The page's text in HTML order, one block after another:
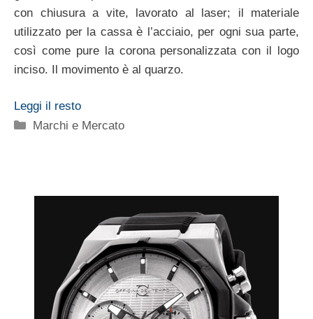
con chiusura a vite, lavorato al laser; il materiale
utilizzato per la cassa è l’acciaio, per ogni sua parte,
così come pure la corona personalizzata con il logo
inciso. Il movimento è al quarzo.
Leggi il resto
Categorie
Marchi e Mercato